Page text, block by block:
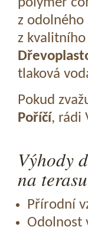
polymer
z odolného
z
tlaková
Pokud
Poříčí, rádi
Výhody
na
Přírodní
Odolnost